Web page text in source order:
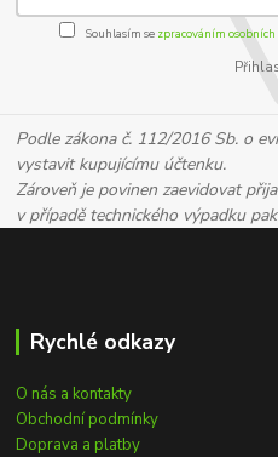
Souhlasím se zpracováním
Podle zákona č. 112/2016 Sb. o
vystavit kupujícímu účtenku.
Zároveň je povinen zaevidovat
v případě technického výpadku
Rychlé odkazy
O nás a kontakty
Obchodní podmínky
Doprava a platby